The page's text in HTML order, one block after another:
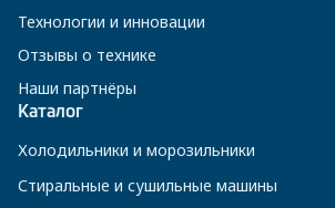
Технологии и инновации
Отзывы о технике
Наши партнёры
Каталог
Холодильники и морозильники
Стиральные и сушильные машины